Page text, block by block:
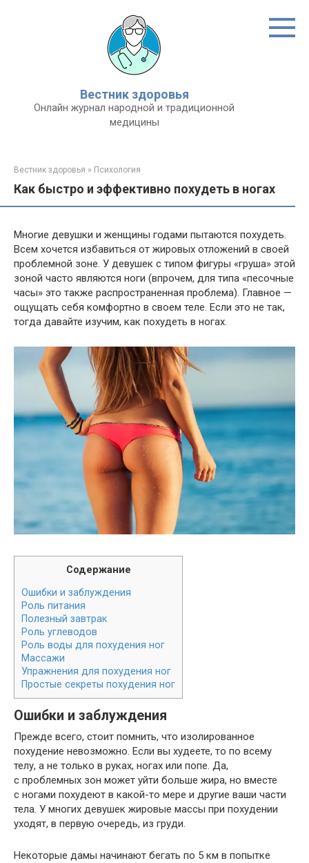
Вестник здоровья
Онлайн журнал народной и традиционной
медицины
Вестник здоровья » Психология
Как быстро и эффективно похудеть в ногах
Многие девушки и женщины годами пытаются похудеть.
Всем хочется избавиться от жировых отложений в своей
проблемной зоне. У девушек с типом фигуры «груша» этой
зоной часто являются ноги (впрочем, для типа «песочные
часы» это также распространенная проблема). Главное —
ощущать себя комфортно в своем теле. Если это не так,
тогда давайте изучим, как похудеть в ногах.
Содержание
Ошибки и заблуждения
Роль питания
Полезный завтрак
Роль углеводов
Роль воды для похудения ног
Массажи
Упражнения для похудения ног
Простые секреты похудения ног
Ошибки и заблуждения
Прежде всего, стоит помнить, что изолированное
похудение невозможно. Если вы худеете, то по всему
телу, а не только в руках, ногах или попе. Да,
с проблемных зон может уйти больше жира, но вместе
с ногами похудеют в какой-то мере и другие ваши части
тела. У многих девушек жировые массы при похудении
уходят, в первую очередь, из груди.
Некоторые дамы начинают бегать по 5 км в попытке